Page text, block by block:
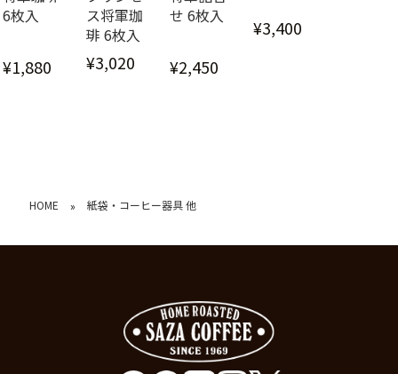
6枚入
¥1,880
ス将軍珈
琲 6枚入
¥3,020
せ 6枚入
¥2,450
¥3,400
HOME » 紙袋・コーヒー器具 他